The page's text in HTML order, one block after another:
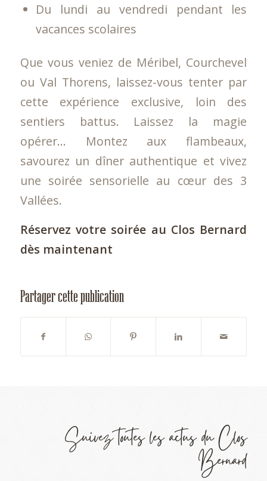
Du lundi au vendredi pendant les
vacances scolaires
Que vous veniez de Méribel, Courchevel
ou Val Thorens, laissez-vous tenter par
cette expérience exclusive, loin des
sentiers battus. Laissez la magie
opérer… Montez aux flambeaux,
savourez un dîner authentique et vivez
une soirée sensorielle au cœur des 3
Vallées.
Réservez votre soirée au Clos Bernard
dès maintenant
Partager cette publication
Suivez toutes les actus du Clos
Bernard